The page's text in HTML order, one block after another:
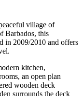
village of
Barbados, this
in 2009/2010 and offers
kitchen,
an open plan
wooden deck
surrounds the deck